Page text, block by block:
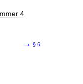
4
→ § 6